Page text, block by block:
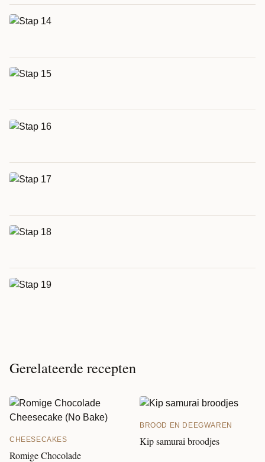
Gerelateerde recepten
CHEESECAKES
Romige Chocolade
BROOD EN DEEGWAREN
Kip samurai broodjes